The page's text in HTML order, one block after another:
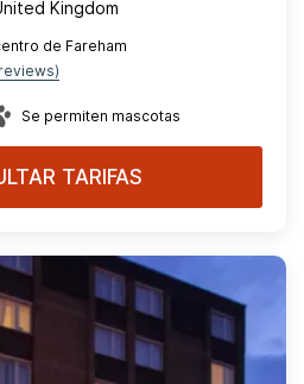
Kingdom
de Fareham
Se permiten mascotas
TARIFAS